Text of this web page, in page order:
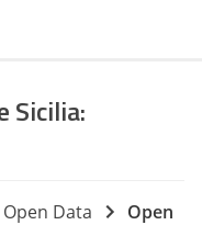
Sicilia:
Open Data
Open